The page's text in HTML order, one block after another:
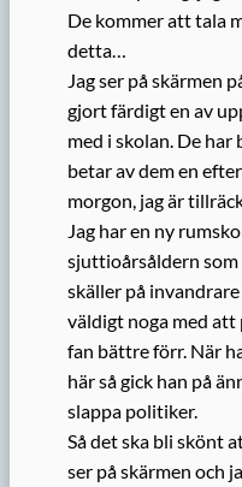
De kommer att tala
detta…
Jag ser på skärmen
gjort färdigt en av
med i skolan. De har
betar av dem en
morgon, jag är
Jag har en ny
sjuttioårsåldern som
skäller på
väldigt noga med
fan bättre förr. När
här så gick han på
slappa politiker.
Så det ska bli skönt
ser på skärmen och